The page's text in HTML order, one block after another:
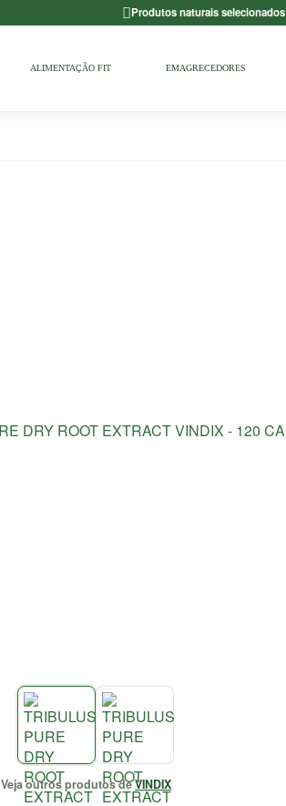
Produtos naturais selecionados
ALIMENTAÇÃO FIT EMAGRECEDORES
Veja outros produtos deVINDIX